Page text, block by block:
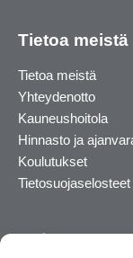
Tietoa meistä
Tietoa meistä
Yhteydenotto
Kauneushoitola
Hinnasto ja
Koulutukset
Tietosuojaselosteet